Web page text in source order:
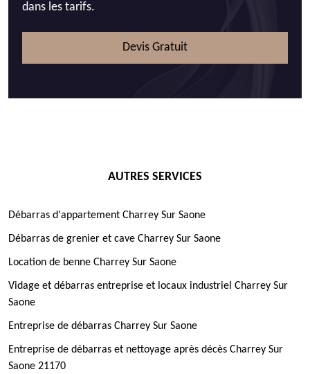
dans les tarifs.
Devis Gratuit
AUTRES SERVICES
Débarras d'appartement Charrey Sur Saone
Débarras de grenier et cave Charrey Sur Saone
Location de benne Charrey Sur Saone
Vidage et débarras entreprise et locaux industriel Charrey Sur
Saone
Entreprise de débarras Charrey Sur Saone
Entreprise de débarras et nettoyage après décès Charrey Sur
Saone 21170